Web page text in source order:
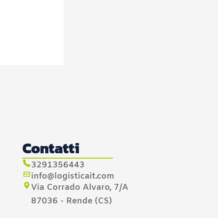
Contatti
3291356443
info@logisticait.com
Via Corrado Alvaro, 7/A
87036 - Rende (CS)